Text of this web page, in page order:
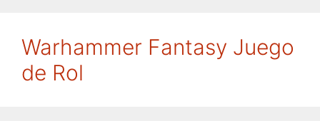
Warhammer Fantasy Juego
de Rol